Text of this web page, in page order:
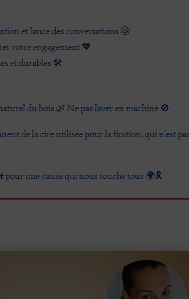
et lance des conversations 🤩
votre engagement 💖
et durables 🛠️
du bois 🌿 Ne pas laver en machine 🚫
de la cire utilisée pour la finition, qui n’est
pour une cause qui nous touche tous 🌍🎗️